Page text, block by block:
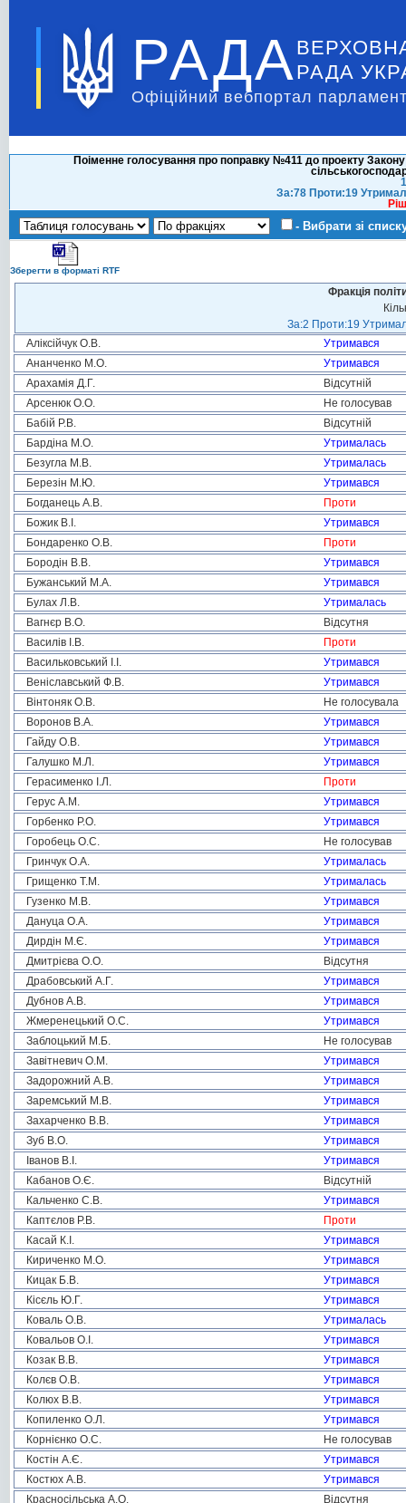
РАДА РАДА
Офіційний вебпортал
Поіменне голосування про поправку №411 до проекту
За:78 Проти:19
- Вибрати зі
Зберегти в форматі RTF
Фракція
За:2 Проти:19
Аліксійчук О.В.
Утримався
Ананченко М.О.
Утримався
Арахамія Д.Г.
Відсутній
Арсенюк О.О.
Не голосував
Бабій Р.В.
Відсутній
Бардіна М.О.
Утрималась
Безугла М.В.
Утрималась
Березін М.Ю.
Утримався
Богданець А.В.
Проти
Божик В.І.
Утримався
Бондаренко О.В.
Проти
Бородін В.В.
Утримався
Бужанський М.А.
Утримався
Булах Л.В.
Утрималась
Вагнєр В.О.
Відсутня
Василів І.В.
Проти
Васильковський І.І.
Утримався
Веніславський Ф.В.
Утримався
Вінтоняк О.В.
Не голосувала
Воронов В.А.
Утримався
Гайду О.В.
Утримався
Галушко М.Л.
Утримався
Герасименко І.Л.
Проти
Герус А.М.
Утримався
Горбенко Р.О.
Утримався
Горобець О.С.
Не голосував
Гринчук О.А.
Утрималась
Грищенко Т.М.
Утрималась
Гузенко М.В.
Утримався
Дануца О.А.
Утримався
Дирдін М.Є.
Утримався
Дмитрієва О.О.
Відсутня
Драбовський А.Г.
Утримався
Дубнов А.В.
Утримався
Жмеренецький О.С.
Утримався
Заблоцький М.Б.
Не голосував
Завітневич О.М.
Утримався
Задорожний А.В.
Утримався
Заремський М.В.
Утримався
Захарченко В.В.
Утримався
Зуб В.О.
Утримався
Іванов В.І.
Утримався
Кабанов О.Є.
Відсутній
Кальченко С.В.
Утримався
Каптєлов Р.В.
Проти
Касай К.І.
Утримався
Кириченко М.О.
Утримався
Кицак Б.В.
Утримався
Кісєль Ю.Г.
Утримався
Коваль О.В.
Утрималась
Ковальов О.І.
Утримався
Козак В.В.
Утримався
Колєв О.В.
Утримався
Колюх В.В.
Утримався
Копиленко О.Л.
Утримався
Корнієнко О.С.
Не голосував
Костін А.Є.
Утримався
Костюх А.В.
Утримався
Красносільська А.О.
Відсутня